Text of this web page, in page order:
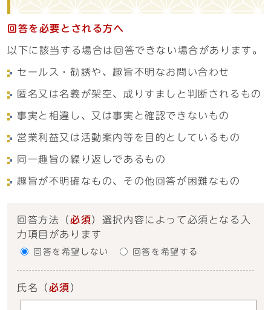
回答を必要とされる方へ
以下に該当する場合は回答できない場合があります。
セールス・勧誘や、趣旨不明なお問い合わせ
匿名又は名義が架空、成りすましと判断されるもの
事実と相違し、又は事実と確認できないもの
営業利益又は活動案内等を目的としているもの
同一趣旨の繰り返しであるもの
趣旨が不明確なもの、その他回答が困難なもの
回答方法 （ 必須 ）選択内容によって必須となる入
力項目があります
回答を希望しない 回答を希望する
氏名 （ 必須 ）